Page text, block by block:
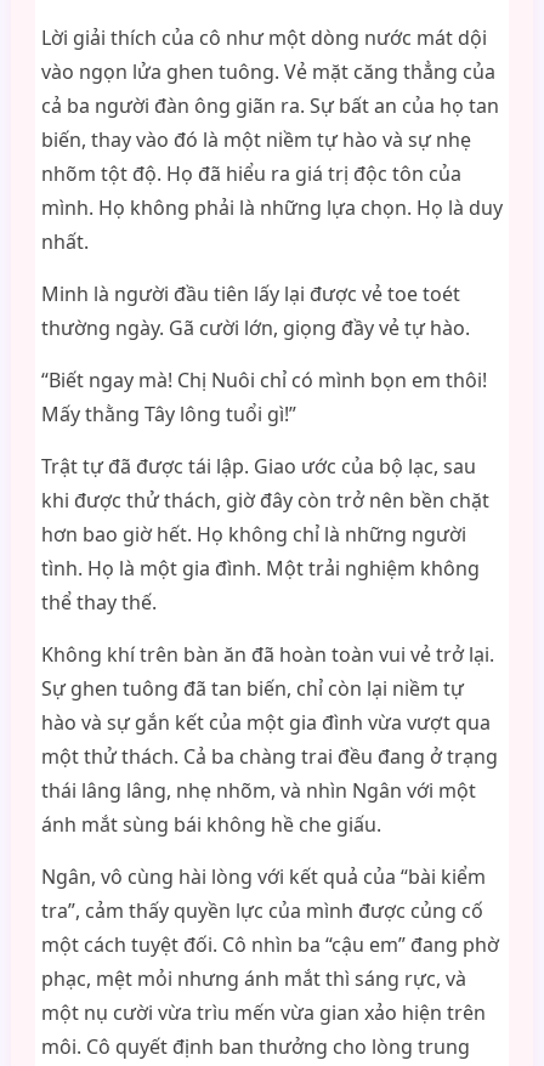
Lời giải thích của cô như một dòng nước mát dội
vào ngọn lửa ghen tuông. Vẻ mặt căng thẳng của
cả ba người đàn ông giãn ra. Sự bất an của họ tan
biến, thay vào đó là một niềm tự hào và sự nhẹ
nhõm tột độ. Họ đã hiểu ra giá trị độc tôn của
mình. Họ không phải là những lựa chọn. Họ là duy
nhất.
Minh là người đầu tiên lấy lại được vẻ toe toét
thường ngày. Gã cười lớn, giọng đầy vẻ tự hào.
“Biết ngay mà! Chị Nuôi chỉ có mình bọn em thôi!
Mấy thằng Tây lông tuổi gì!”
Trật tự đã được tái lập. Giao ước của bộ lạc, sau
khi được thử thách, giờ đây còn trở nên bền chặt
hơn bao giờ hết. Họ không chỉ là những người
tình. Họ là một gia đình. Một trải nghiệm không
thể thay thế.
Không khí trên bàn ăn đã hoàn toàn vui vẻ trở lại.
Sự ghen tuông đã tan biến, chỉ còn lại niềm tự
hào và sự gắn kết của một gia đình vừa vượt qua
một thử thách. Cả ba chàng trai đều đang ở trạng
thái lâng lâng, nhẹ nhõm, và nhìn Ngân với một
ánh mắt sùng bái không hề che giấu.
Ngân, vô cùng hài lòng với kết quả của “bài kiểm
tra”, cảm thấy quyền lực của mình được củng cố
một cách tuyệt đối. Cô nhìn ba “cậu em” đang phờ
phạc, mệt mỏi nhưng ánh mắt thì sáng rực, và
một nụ cười vừa trìu mến vừa gian xảo hiện trên
môi. Cô quyết định ban thưởng cho lòng trung